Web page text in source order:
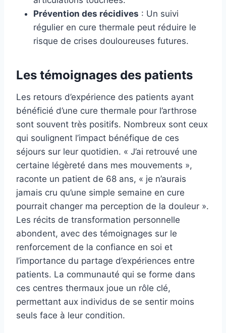
Prévention des récidives : Un suivi
régulier en cure thermale peut réduire le
risque de crises douloureuses futures.
Les témoignages des patients
Les retours d’expérience des patients ayant
bénéficié d’une cure thermale pour l’arthrose
sont souvent très positifs. Nombreux sont ceux
qui soulignent l’impact bénéfique de ces
séjours sur leur quotidien. « J’ai retrouvé une
certaine légèreté dans mes mouvements »,
raconte un patient de 68 ans, « je n’aurais
jamais cru qu’une simple semaine en cure
pourrait changer ma perception de la douleur ».
Les récits de transformation personnelle
abondent, avec des témoignages sur le
renforcement de la confiance en soi et
l’importance du partage d’expériences entre
patients. La communauté qui se forme dans
ces centres thermaux joue un rôle clé,
permettant aux individus de se sentir moins
seuls face à leur condition.